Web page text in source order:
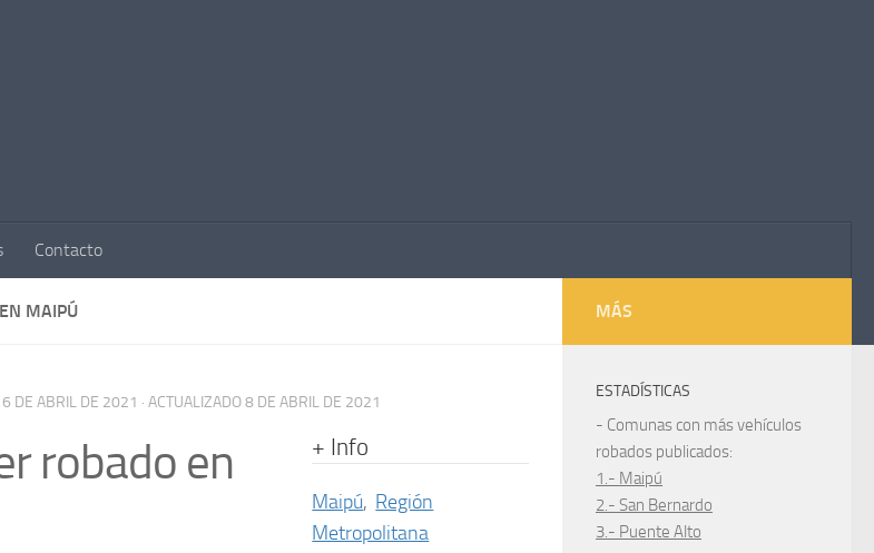
Contacto
MAIPÚ
6 DE ABRIL DE 2021 · ACTUALIZADO8 DE ABRIL DE 2021
robado en
+ Info
Maipú, Región
Metropolitana
MÁS
ESTADÍSTICAS
- Comunas con más vehículos
robados publicados:
1.- Maipú
2.- San Bernardo
3.- Puente Alto